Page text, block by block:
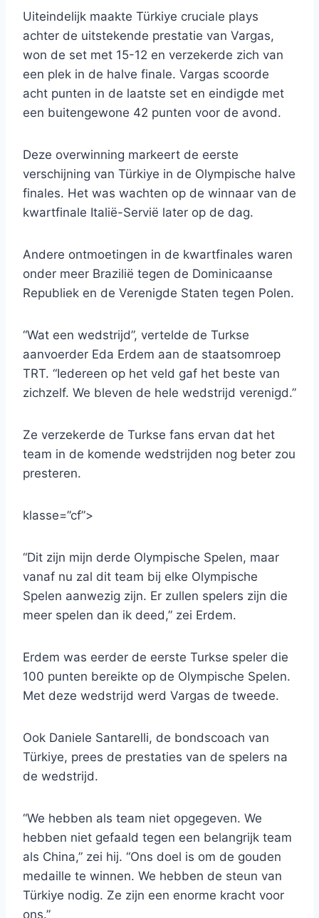
Uiteindelijk maakte Türkiye cruciale plays
achter de uitstekende prestatie van Vargas,
won de set met 15-12 en verzekerde zich van
een plek in de halve finale. Vargas scoorde
acht punten in de laatste set en eindigde met
een buitengewone 42 punten voor de avond.
Deze overwinning markeert de eerste
verschijning van Türkiye in de Olympische halve
finales. Het was wachten op de winnaar van de
kwartfinale Italië-Servië later op de dag.
Andere ontmoetingen in de kwartfinales waren
onder meer Brazilië tegen de Dominicaanse
Republiek en de Verenigde Staten tegen Polen.
“Wat een wedstrijd”, vertelde de Turkse
aanvoerder Eda Erdem aan de staatsomroep
TRT. “Iedereen op het veld gaf het beste van
zichzelf. We bleven de hele wedstrijd verenigd.”
Ze verzekerde de Turkse fans ervan dat het
team in de komende wedstrijden nog beter zou
presteren.
klasse=”cf”>
“Dit zijn mijn derde Olympische Spelen, maar
vanaf nu zal dit team bij elke Olympische
Spelen aanwezig zijn. Er zullen spelers zijn die
meer spelen dan ik deed,” zei Erdem.
Erdem was eerder de eerste Turkse speler die
100 punten bereikte op de Olympische Spelen.
Met deze wedstrijd werd Vargas de tweede.
Ook Daniele Santarelli, de bondscoach van
Türkiye, prees de prestaties van de spelers na
de wedstrijd.
“We hebben als team niet opgegeven. We
hebben niet gefaald tegen een belangrijk team
als China,” zei hij. “Ons doel is om de gouden
medaille te winnen. We hebben de steun van
Türkiye nodig. Ze zijn een enorme kracht voor
ons.”